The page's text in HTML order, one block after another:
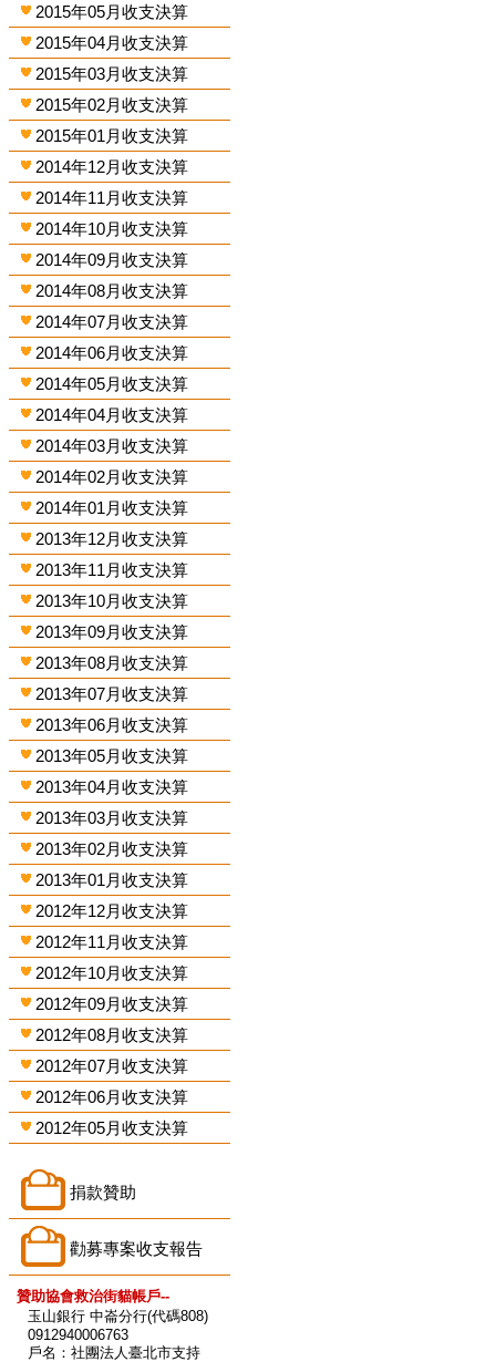
2015年05月收支決算
2015年04月收支決算
2015年03月收支決算
2015年02月收支決算
2015年01月收支決算
2014年12月收支決算
2014年11月收支決算
2014年10月收支決算
2014年09月收支決算
2014年08月收支決算
2014年07月收支決算
2014年06月收支決算
2014年05月收支決算
2014年04月收支決算
2014年03月收支決算
2014年02月收支決算
2014年01月收支決算
2013年12月收支決算
2013年11月收支決算
2013年10月收支決算
2013年09月收支決算
2013年08月收支決算
2013年07月收支決算
2013年06月收支決算
2013年05月收支決算
2013年04月收支決算
2013年03月收支決算
2013年02月收支決算
2013年01月收支決算
2012年12月收支決算
2012年11月收支決算
2012年10月收支決算
2012年09月收支決算
2012年08月收支決算
2012年07月收支決算
2012年06月收支決算
2012年05月收支決算
捐款贊助
勸募專案收支報告
贊助協會救治街貓帳戶--
玉山銀行 中崙分行(代碼808)
0912940006763
戶名：社團法人臺北市支持